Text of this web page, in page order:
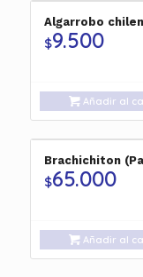
Algarrobo
$9.500
Añadir al
Brachichiton
$65.000
Añadir al